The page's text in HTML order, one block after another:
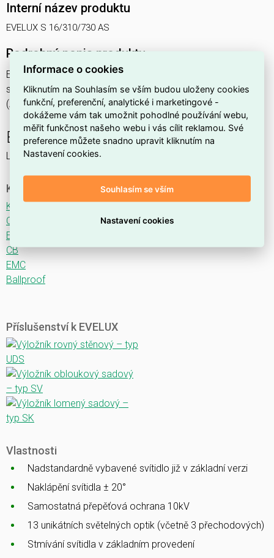
Interní název produktu
EVELUX S 16/310/730 AS
Podrobný popis produktu
EVELUX S 16/310/730 AS 18W IP66
svítidlo pouliční s modulem LED, spektrum 730A3, optika AS
(Asymmetric)
EVELUX
LED svítidlo pro osvětlení komunikací.
Ke stažení
Katalogový list
CE
ENEC
CB
EMC
Ballproof
Příslušenství k EVELUX
Vlastnosti
Nadstandardně vybavené svítidlo již v základní verzi
Naklápění svítidla ± 20°
Samostatná přepěťová ochrana 10kV
13 unikátních světelných optik (včetně 3 přechodových)
Stmívání svítidla v základním provedení
Informace o cookies
Kliknutím na Souhlasím se vším budou uloženy cookies
funkční, preferenční, analytické i marketingové -
dokážeme vám tak umožnit pohodlné používání webu,
měřit funkčnost našeho webu i vás cílit reklamou. Své
preference můžete snadno upravit kliknutím na
Nastavení cookies.
Souhlasím se vším
Nastavení cookies